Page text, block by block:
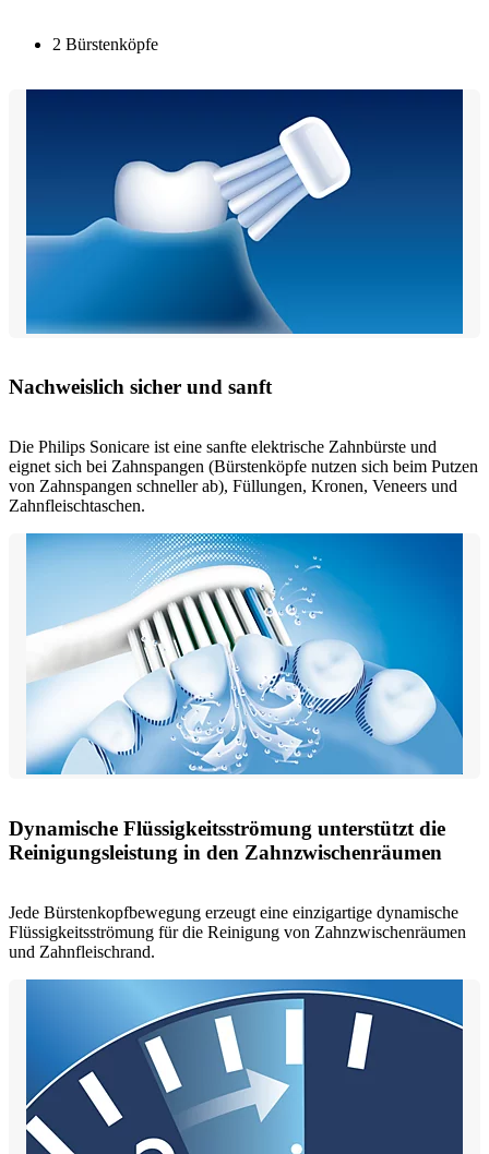
2 Bürstenköpfe
Nachweislich sicher und sanft
Die Philips Sonicare ist eine sanfte elektrische Zahnbürste und
eignet sich bei Zahnspangen (Bürstenköpfe nutzen sich beim Putzen
von Zahnspangen schneller ab), Füllungen, Kronen, Veneers und
Zahnfleischtaschen.
Dynamische Flüssigkeitsströmung unterstützt die
Reinigungsleistung in den Zahnzwischenräumen
Jede Bürstenkopfbewegung erzeugt eine einzigartige dynamische
Flüssigkeitsströmung für die Reinigung von Zahnzwischenräumen
und Zahnfleischrand.